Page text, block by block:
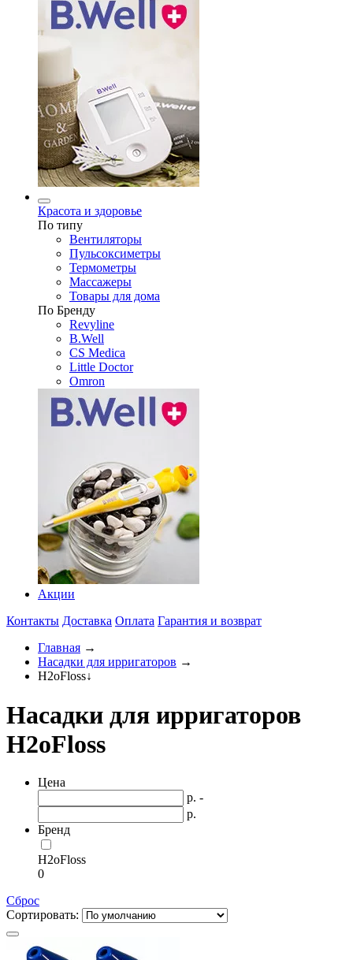
Красота и здоровье
По типу
Вентиляторы
Пульсоксиметры
Термометры
Массажеры
Товары для дома
По Бренду
Revyline
B.Well
CS Medica
Little Doctor
Omron
Акции
Контакты Доставка Оплата Гарантия и возврат
Главная →
Насадки для ирригаторов →
H2oFloss↓
Насадки для ирригаторов
H2oFloss
Цена
р. -
р.
Бренд
H2oFloss
0
Сброс
Сортировать: